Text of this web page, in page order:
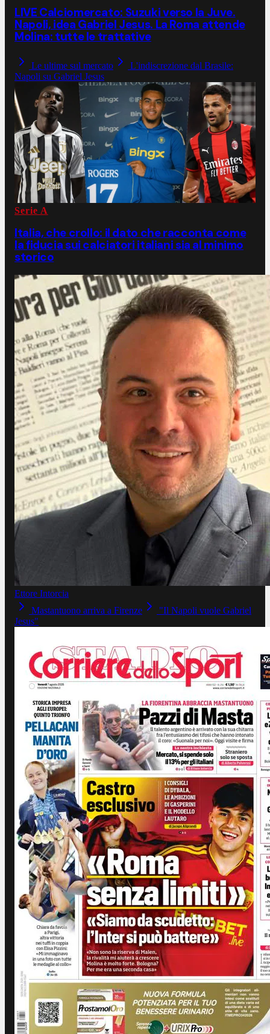
LIVE Calciomercato: Suzuki verso la Juve.
Napoli, idea Gabriel Jesus. La Roma attende
Molina: tutte le trattative
Le ultime sul mercato
L'indiscrezione dal Brasile:
Napoli su Gabriel Jesus
Serie A
Italia, che crollo: il dato che racconta come
la fiducia sui calciatori italiani sia al minimo
storico
Ettore Intorcia
Mastantuono arriva a Firenze
"Il Napoli vuole Gabriel
Jesus"